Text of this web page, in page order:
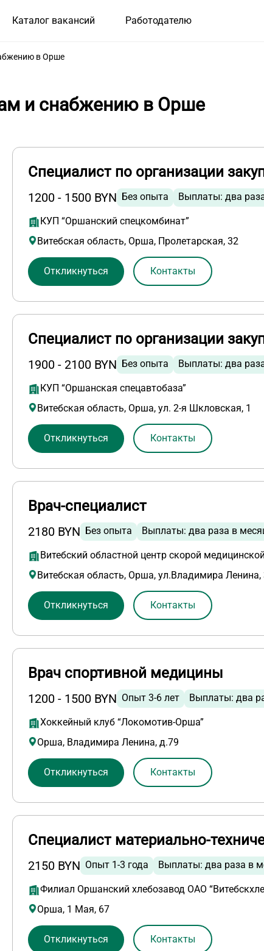
Каталог вакансий Работодателю
в Орше
и снабжению в Орше
Специалист по организации
1200 - 1500 BYN Без опыта Выплаты: два
КУП “Оршанский спецкомбинат”
Витебская область, Орша, Пролетарская, 32
Откликнуться Контакты
Специалист по организации
1900 - 2100 BYN Без опыта Выплаты: два
КУП “Оршанская спецавтобаза”
Витебская область, Орша, ул. 2-я Шкловская, 1
Откликнуться Контакты
Врач-специалист
2180 BYN Без опыта Выплаты: два раза в
Витебский областной центр скорой
Витебская область, Орша, ул.Владимира Ленина,
Откликнуться Контакты
Врач спортивной медицины
1200 - 1500 BYN Опыт 3-6 лет Выплаты: два
Хоккейный клуб “Локомотив-Орша”
Орша, Владимира Ленина, д.79
Откликнуться Контакты
Специалист материально-
2150 BYN Опыт 1-3 года Выплаты: два раза в
Филиал Оршанский хлебозавод ОАО
Орша, 1 Мая, 67
Откликнуться Контакты